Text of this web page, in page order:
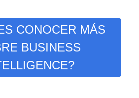
CONOCER MÁS
BUSINESS